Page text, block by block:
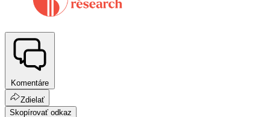
Komentáre
Zdielať
Skopírovať odkaz